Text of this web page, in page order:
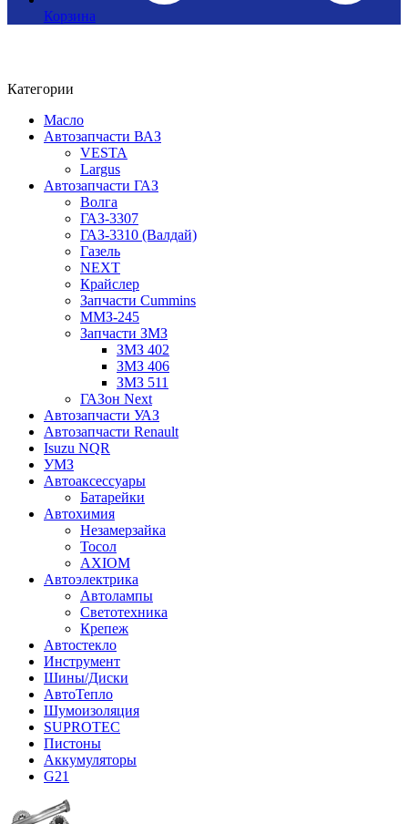
Корзина
Категории
Масло
Автозапчасти ВАЗ
VESTA
Largus
Автозапчасти ГАЗ
Волга
ГАЗ-3307
ГАЗ-3310 (Валдай)
Газель
NEXT
Крайслер
Запчасти Cummins
ММЗ-245
Запчасти ЗМЗ
ЗМЗ 402
ЗМЗ 406
ЗМЗ 511
ГАЗон Next
Автозапчасти УАЗ
Автозапчасти Renault
Isuzu NQR
УМЗ
Автоаксессуары
Батарейки
Автохимия
Незамерзайка
Тосол
AXIOM
Автоэлектрика
Автолампы
Светотехника
Крепеж
Автостекло
Инструмент
Шины/Диски
АвтоТепло
Шумоизоляция
SUPROTEC
Пистоны
Аккумуляторы
G21